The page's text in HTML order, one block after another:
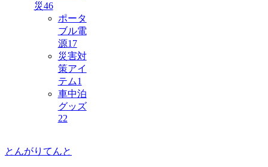
災46
ポータ
ブル電
源17
災害対
策アイ
テム1
車中泊
グッズ
22
とんがりてんと